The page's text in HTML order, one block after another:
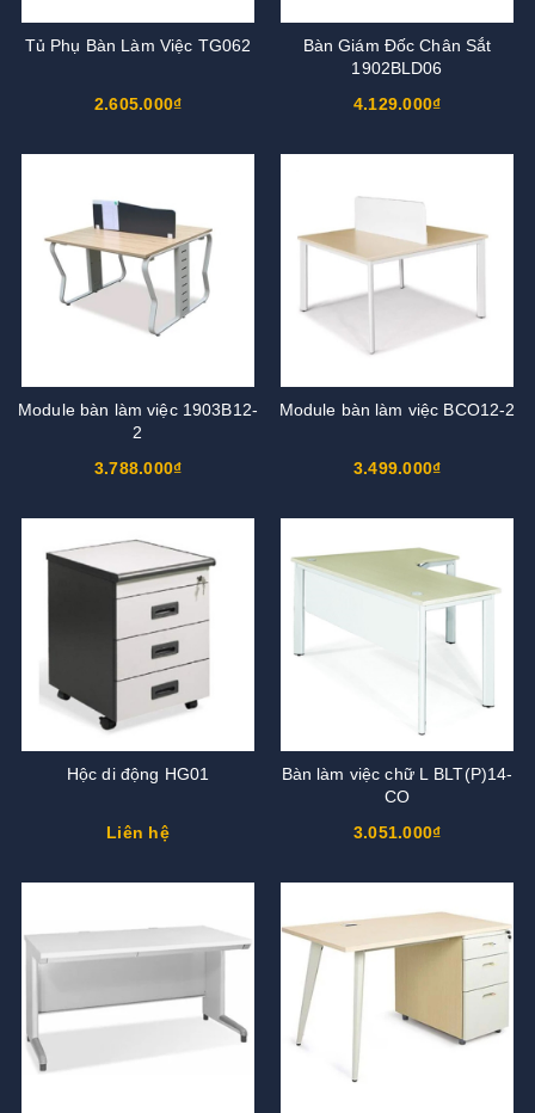
Tủ Phụ Bàn Làm Việc TG062
2.605.000₫
Bàn Giám Đốc Chân Sắt
1902BLD06
4.129.000₫
Module bàn làm việc 1903B12-
2
3.788.000₫
Module bàn làm việc BCO12-2
3.499.000₫
Hộc di động HG01
Liên hệ
Bàn làm việc chữ L BLT(P)14-
CO
3.051.000₫